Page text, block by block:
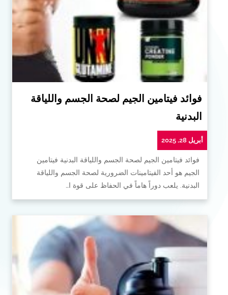
فوائد فيتامين الجيم لصحة الجسم واللياقة
البدنية
أبريل 28, 2025
فوائد فيتامين الجيم لصحة الجسم واللياقة البدنية فيتامين
الجيم هو أحد الفيتامينات الضرورية لصحة الجسم واللياقة
البدنية. يلعب دوراً هاماً في الحفاظ على قوة ا…